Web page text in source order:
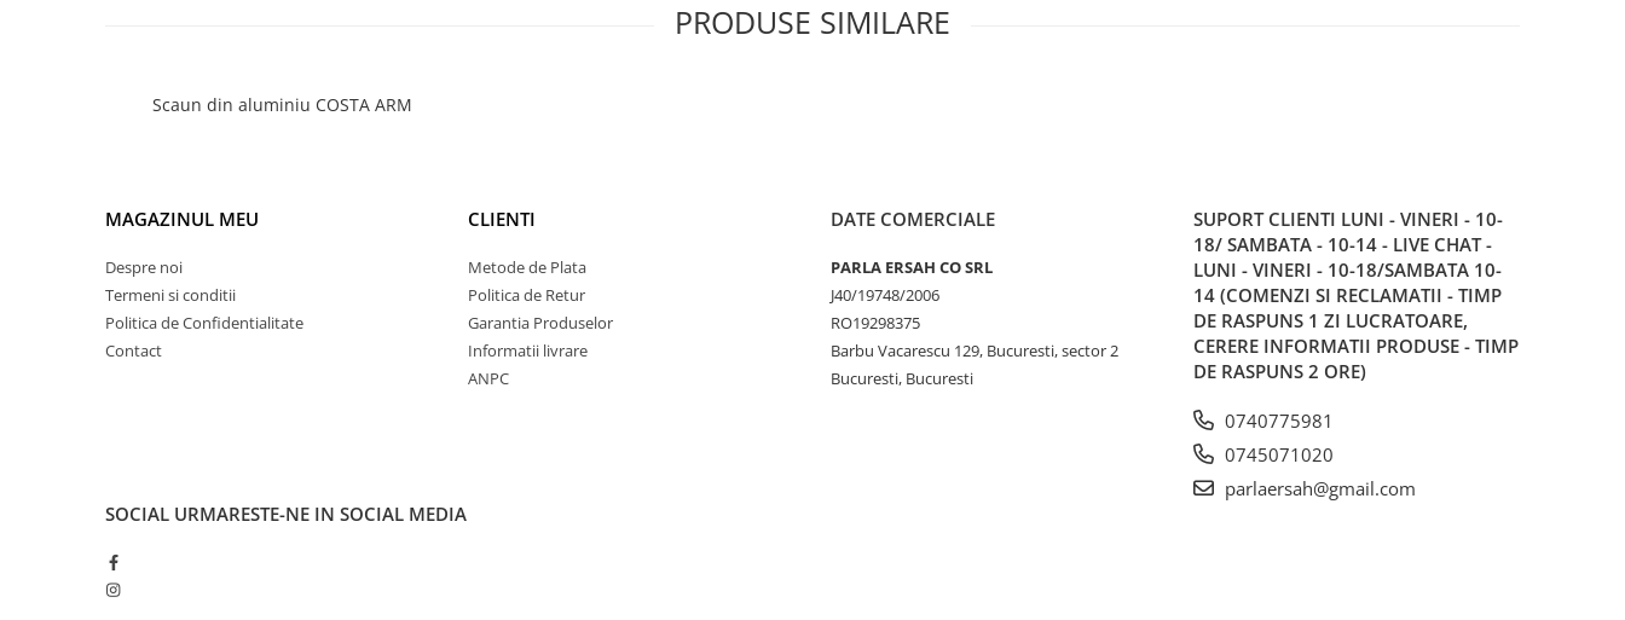
PRODUSE SIMILARE
Scaun din aluminiu COSTA ARM
MAGAZINUL MEU
Despre noi
Termeni si conditii
Politica de Confidentialitate
Contact
CLIENTI
Metode de Plata
Politica de Retur
Garantia Produselor
Informatii livrare
ANPC
DATE COMERCIALE
PARLA ERSAH CO SRL
J40/19748/2006
RO19298375
Barbu Vacarescu 129, Bucuresti, sector 2
Bucuresti, Bucuresti
SUPORT CLIENTI LUNI - VINERI - 10-
18/ SAMBATA - 10-14 - LIVE CHAT -
LUNI - VINERI - 10-18/SAMBATA 10-
14 (COMENZI SI RECLAMATII - TIMP
DE RASPUNS 1 ZI LUCRATOARE,
CERERE INFORMATII PRODUSE - TIMP
DE RASPUNS 2 ORE)
0740775981
0745071020
parlaersah@gmail.com
SOCIAL URMARESTE-NE IN SOCIAL MEDIA